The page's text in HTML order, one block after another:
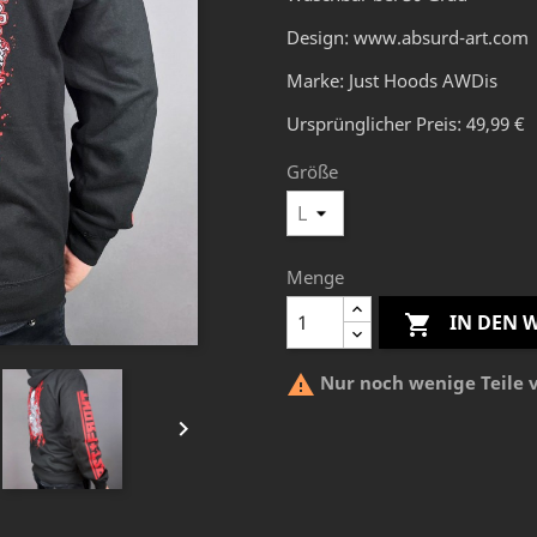

Design: www.absurd-art.com
Marke: Just Hoods AWDis
Ursprünglicher Preis: 49,99 €
Größe
Menge
 IN DEN
 Nur noch wenige Teile